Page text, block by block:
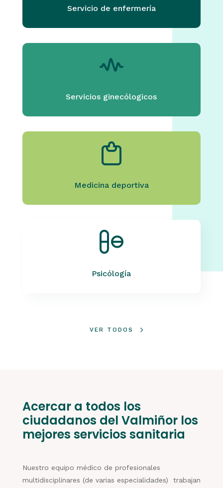
Servicio de enfermería
Servicios ginecólogicos
Medicina deportiva
Psicólogía
VER TODOS
Acercar a todos los
ciudadanos del Valmiñor los
mejores servicios sanitaria
Nuestro equipo médico de profesionales
multidisciplinares (de varias especialidades) trabajan